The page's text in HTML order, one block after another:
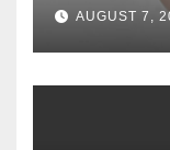
AUGUST 7,